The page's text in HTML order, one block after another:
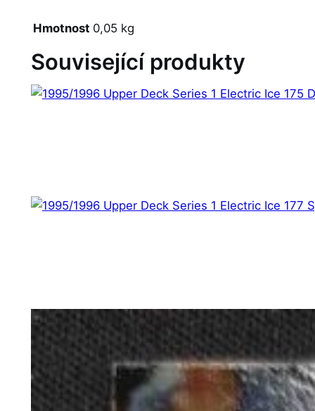
Hmotnost 0,05 kg
Související produkty